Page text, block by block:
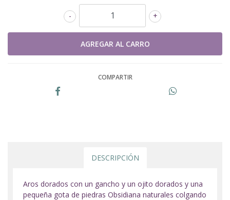
+
-
COMPARTIR
DESCRIPCIÓN
Aros dorados con un gancho y un ojito dorados y una
pequeña gota de piedras Obsidiana naturales colgando